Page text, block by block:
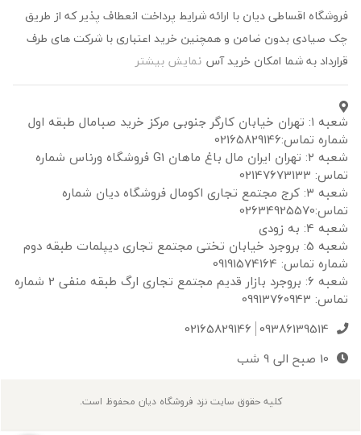
فروشگاه اقساطی دیان با ارائه شرایط پرداخت انعطاف پذیر که از طریق
چک صیادی بدون ضامن و همچنین خرید اعتباری با شرکت های طرف
قرارداد به شما امکان خرید آس نمایش بیشتر
شعبه ۱: تهران خیابان کارگر جنوبی مرکز خرید صبامال طبقه اول
شماره تماس:02165829146
شعبه ۲: تهران ایران مال باغ ماهان G1 فروشگاه ورناس شماره
تماس: 02147673133
شعبه ۳: کرج مجتمع تجاری اکومال فروشگاه دیان شماره
تماس:02634925570
شعبه 4: به زودی
شعبه 5: بروجرد خیابان تختی مجتمع تجاری دیپلمات طبقه دوم
شماره تماس: 09191574164
شعبه 6: بروجرد بازار قدیم مجتمع تجاری ارگ طبقه منفی 2 شماره
تماس: 09913760943
09386139514
02165829146
10 صبح الی 9 شب
کلیه حقوق سایت نزد فروشگاه دیان محفوظ است.